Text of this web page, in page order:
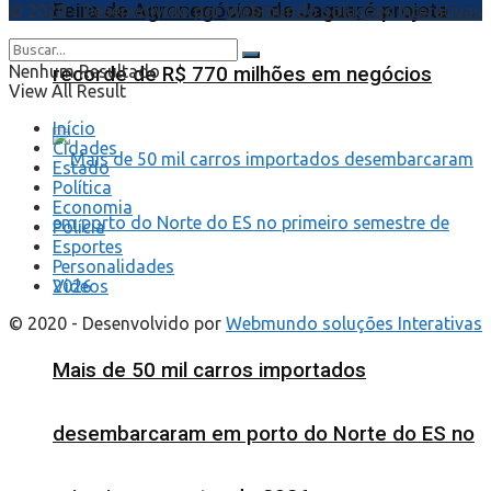
Feira de Agronegócios de Jaguaré projeta
recorde de R$ 770 milhões em negócios
Mais de 50 mil carros importados
desembarcaram em porto do Norte do ES no
© 2020 - Desenvolvido porWebmundo soluções Interativas
Nenhum Resultado
View All Result
Início
Cidades
Estado
Política
Economia
Polícia
Esportes
Personalidades
Videos
© 2020 - Desenvolvido por Webmundo soluções Interativas